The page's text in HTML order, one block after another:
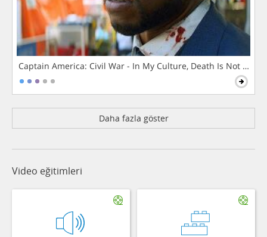
Captain America: Civil War - In My Culture, Death Is Not The
Daha fazla göster
Video eğitimleri